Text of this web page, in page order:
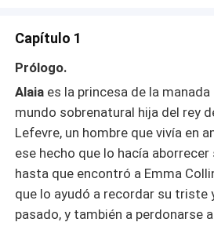
Capítulo 1
Prólogo.
Alaia es la princesa de la
mundo sobrenatural hija del rey
Lefevre, un hombre que vivía en
ese hecho que lo hacía
hasta que encontró a Emma
que lo ayudó a recordar su triste
pasado, y también a perdonarse